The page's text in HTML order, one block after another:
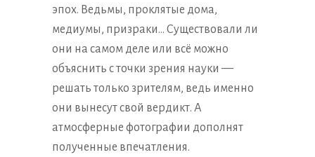
эпох. Ведьмы, проклятые дома,
медиумы, призраки… Существовали ли
они на самом деле или всё можно
объяснить с точки зрения науки —
решать только зрителям, ведь именно
они вынесут свой вердикт. А
атмосферные фотографии дополнят
полученные впечатления.